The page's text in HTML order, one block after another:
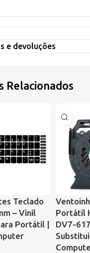
e devoluções
Relacionados
Teclado
– Vinil
Portátil |
Portátil
DV7-